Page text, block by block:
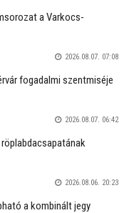
a Varkocs-
2026.08.07. 07:08
fogadalmi szentmiséje
2026.08.07. 06:42
2026.08.06. 20:23
a kombinált jegy